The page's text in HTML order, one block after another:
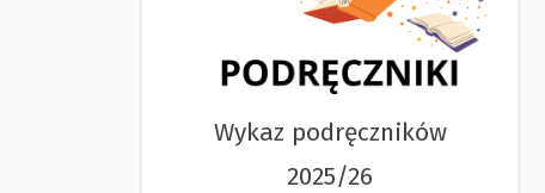
Wykaz podręczników
2025/26